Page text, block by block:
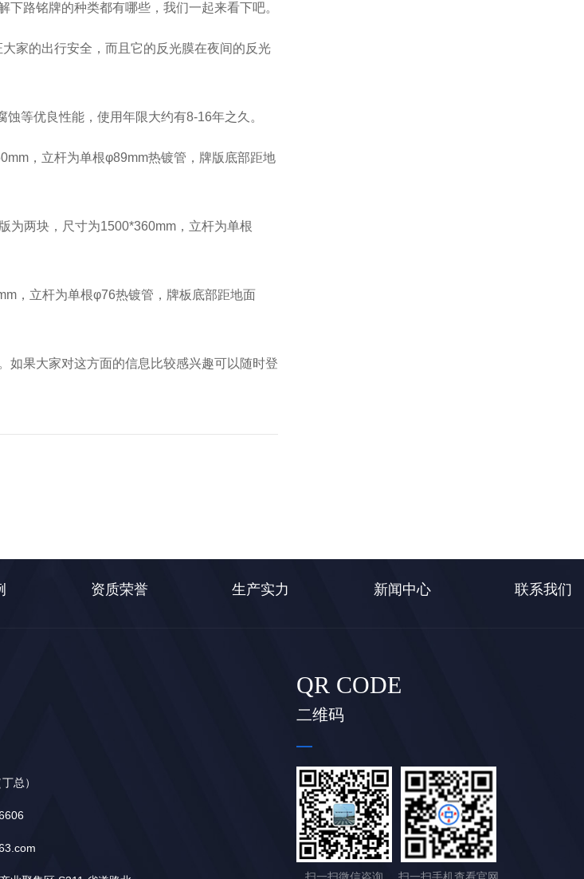
路铭牌的种类都有哪些，我们一起来看下吧。
家的出行安全，而且它的反光膜在夜间的反光
等优良性能，使用年限大约有8-16年之久。
，立杆为单根φ89mm热镀管，牌版底部距地
为两块，尺寸为1500*360mm，立杆为单根
，立杆为单根φ76热镀管，牌板底部距地面
如果大家对这方面的信息比较感兴趣可以随时登
资质荣誉 生产实力 新闻中心 联系我们
总）
QR CODE
二维码